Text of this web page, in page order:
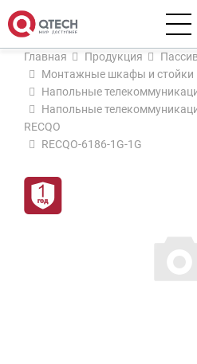
Главная Продукция
Монтажные шкафы и стойки
Напольные
Напольные
RECQO
RECQO-6186-1G-1G